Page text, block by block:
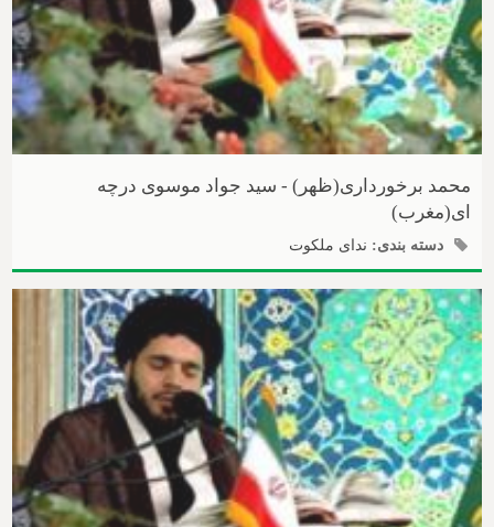
محمد برخورداری(ظهر) - سید جواد موسوی درچه
ای(مغرب)
دسته بندی: ندای ملکوت